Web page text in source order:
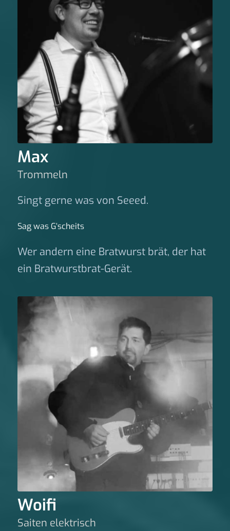
Max
Trommeln
Singt gerne was von Seeed.
Sag was G‘scheits
Wer andern eine Bratwurst brät, der hat
ein Bratwurstbrat-Gerät.
Woifi
Saiten elektrisch